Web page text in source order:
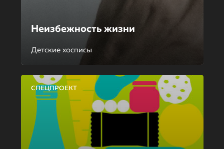
Неизбежность жизни
Детские хосписы
СПЕЦПРОЕКТ